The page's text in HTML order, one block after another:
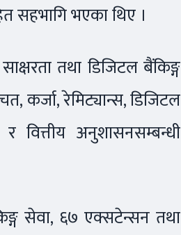
सहभागि भएका थिए ।
तथा डिजिटल बैंकिङ्ग
कर्जा, रेमिट्यान्स, डिजिटल
वित्तीय अनुशासनसम्बन्धी
सेवा, ६७ एक्सटेन्सन तथा